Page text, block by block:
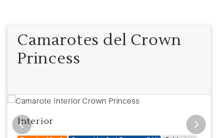
Camarotes del Crown
Princess
Interior